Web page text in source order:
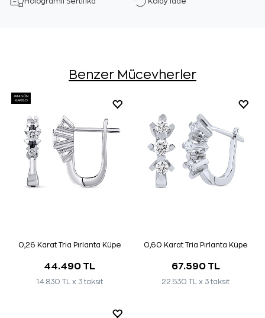
Benzer Mücevherler
AYNI GÜN
KARGO
0,26 Karat Tria Pırlanta Küpe
44.490 TL
14.830 TL x 3 taksit
0,60 Karat Tria Pırlanta Küpe
67.590 TL
22.530 TL x 3 taksit